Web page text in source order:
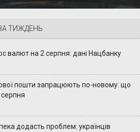
ТИЖДЕНЬ
валют на 2 серпня: дані Нацбанку
пошти запрацюють по-новому: що
серпня
додасть проблем: українців